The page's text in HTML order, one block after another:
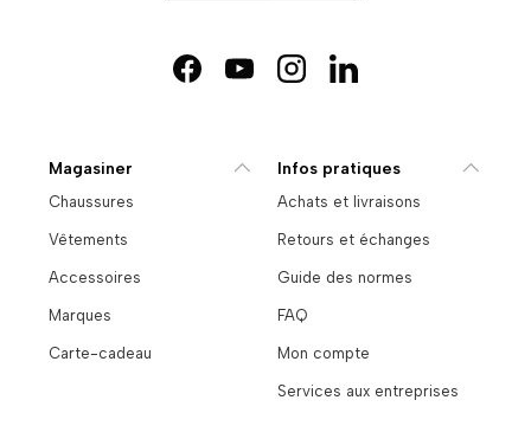
FacebookYouTubeInstagramLinkedIn
Magasiner
Chaussures
Vêtements
Accessoires
Marques
Carte-cadeau
Infos pratiques
Achats et livraisons
Retours et échanges
Guide des normes
FAQ
Mon compte
Services aux entreprises